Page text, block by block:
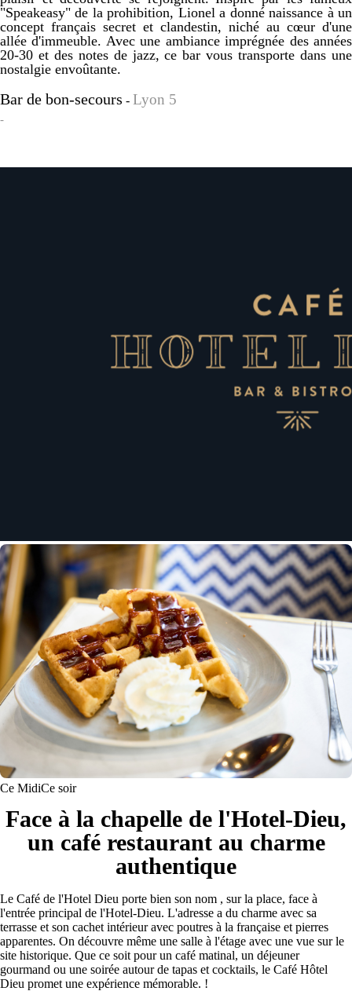
"Speakeasy" de la prohibition, Lionel a donné naissance à un
concept français secret et clandestin, niché au cœur d'une
allée d'immeuble. Avec une ambiance imprégnée des années
20-30 et des notes de jazz, ce bar vous transporte dans une
nostalgie envoûtante.
Bar de bon-secours - Lyon 5
-
Ce MidiCe soir
Face à la chapelle de l'Hotel-Dieu,
un café restaurant au charme
authentique
Le Café de l'Hotel Dieu porte bien son nom , sur la place, face à
l'entrée principal de l'Hotel-Dieu. L'adresse a du charme avec sa
terrasse et son cachet intérieur avec poutres à la française et pierres
apparentes. On découvre même une salle à l'étage avec une vue sur le
site historique. Que ce soit pour un café matinal, un déjeuner
gourmand ou une soirée autour de tapas et cocktails, le Café Hôtel
Dieu promet une expérience mémorable. !